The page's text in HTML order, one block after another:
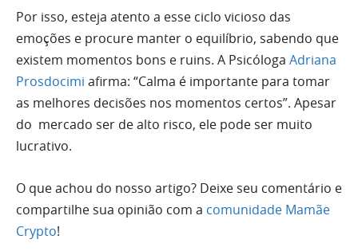
Por isso, esteja atento a esse ciclo vicioso das
emoções e procure manter o equilíbrio, sabendo que
existem momentos bons e ruins. A Psicóloga Adriana
Prosdocimi afirma: “Calma é importante para tomar
as melhores decisões nos momentos certos”. Apesar
do mercado ser de alto risco, ele pode ser muito
lucrativo.
O que achou do nosso artigo? Deixe seu comentário e
compartilhe sua opinião com a comunidade Mamãe
Crypto!